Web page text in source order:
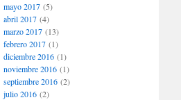
mayo 2017(5)
abril 2017(4)
marzo 2017(13)
febrero 2017(1)
diciembre 2016(1)
noviembre 2016(1)
septiembre 2016(2)
julio 2016(2)